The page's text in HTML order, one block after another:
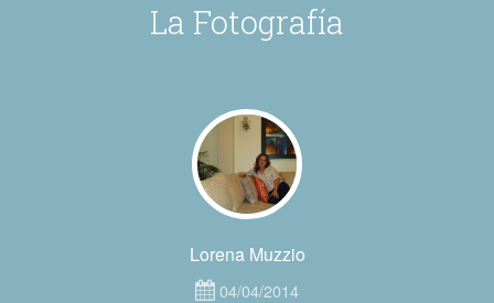
La Fotografía
Lorena Muzzio
04/04/2014